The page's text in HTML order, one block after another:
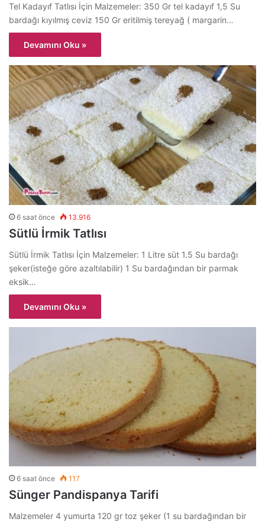
Tel Kadayıf Tatlısı İçin Malzemeler: 350 Gr tel kadayıf 1,5 Su
bardağı kıyılmış ceviz 150 Gr eritilmiş tereyağ ( margarin…
Devamını Oku »
6 saat önce 13.916
Sütlü İrmik Tatlısı
Sütlü İrmik Tatlısı İçin Malzemeler: 1 Litre süt 1.5 Su bardağı
şeker(isteğe göre azaltılabilir) 1 Su bardağından bir parmak
eksik…
Devamını Oku »
6 saat önce 117
Sünger Pandispanya Tarifi
Malzemeler 4 yumurta 120 gr toz şeker (1 su bardağından bir